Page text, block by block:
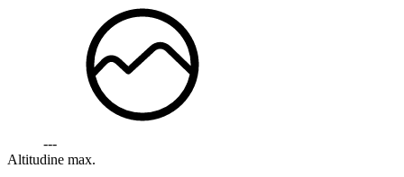
---
Altitudine max.